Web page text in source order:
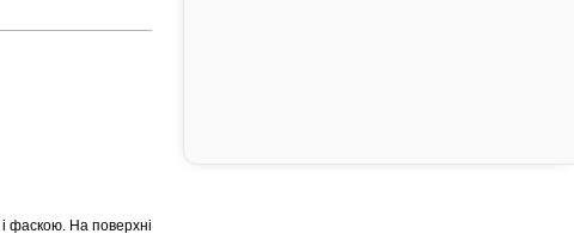
фаскою. На поверхні